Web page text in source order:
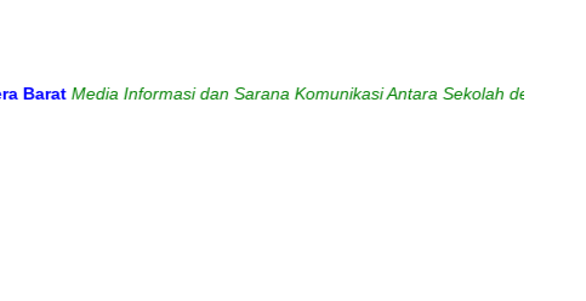
Media Informasi dan Sarana Komunikasi Antara Sekolah dengan Masyarakat